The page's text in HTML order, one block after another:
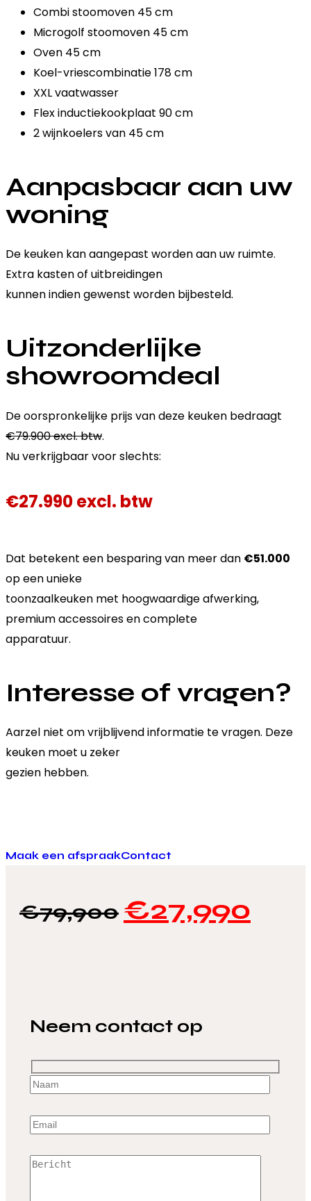
Combi stoomoven 45 cm
Microgolf stoomoven 45 cm
Oven 45 cm
Koel-vriescombinatie 178 cm
XXL vaatwasser
Flex inductiekookplaat 90 cm
2 wijnkoelers van 45 cm
Aanpasbaar aan uw
woning
De keuken kan aangepast worden aan uw ruimte.
Extra kasten of uitbreidingen
kunnen indien gewenst worden bijbesteld.
Uitzonderlijke
showroomdeal
De oorspronkelijke prijs van deze keuken bedraagt
€79.900 excl. btw.
Nu verkrijgbaar voor slechts:
€27.990 excl. btw
Dat betekent een besparing van meer dan €51.000
op een unieke
toonzaalkeuken met hoogwaardige afwerking,
premium accessoires en complete
apparatuur.
Interesse of vragen?
Aarzel niet om vrijblijvend informatie te vragen. Deze
keuken moet u zeker
gezien hebben.
Maak een afspraakContact
€79,900 €27,990
Neem contact op